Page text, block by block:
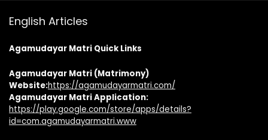
English Articles
Agamudayar Matri Quick Links
Agamudayar Matri (Matrimony)
Website:https://agamudayarmatri.com/
Agamudayar Matri Application:
https://play.google.com/store/apps/details?
id=com.agamudayarmatri.www